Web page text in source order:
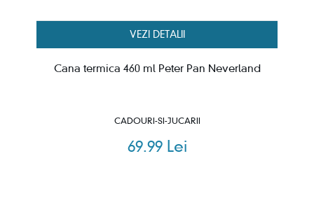
VEZI DETALII
Cana termica 460 ml Peter Pan Neverland
CADOURI-SI-JUCARII
69.99 Lei